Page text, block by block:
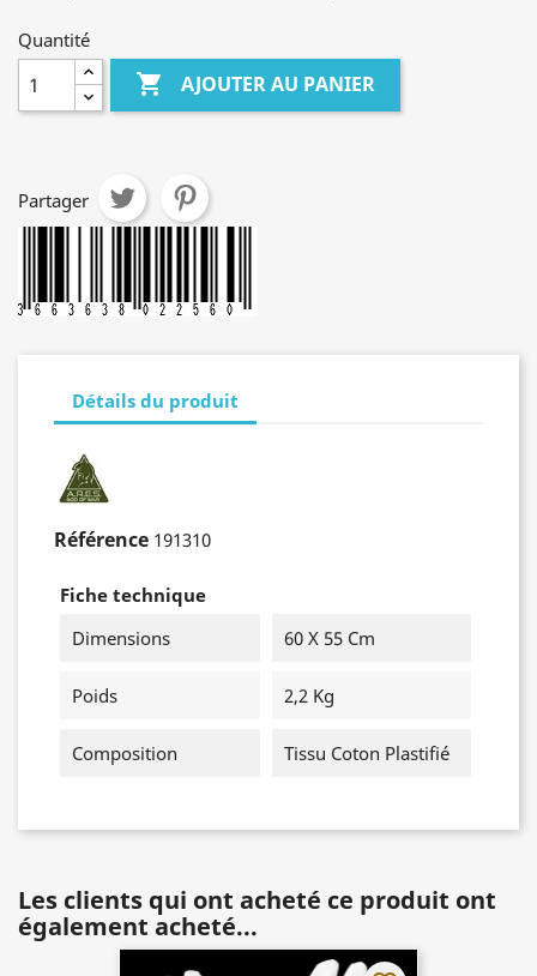
Quantité
 AJOUTER AU PANIER
Partager
Détails du produit
Référence 191310
Fiche technique
Dimensions
60 X 55 Cm
Poids 2,2 Kg
Composition Tissu Coton Plastifié
Les clients qui ont acheté ce produit ont
également acheté...